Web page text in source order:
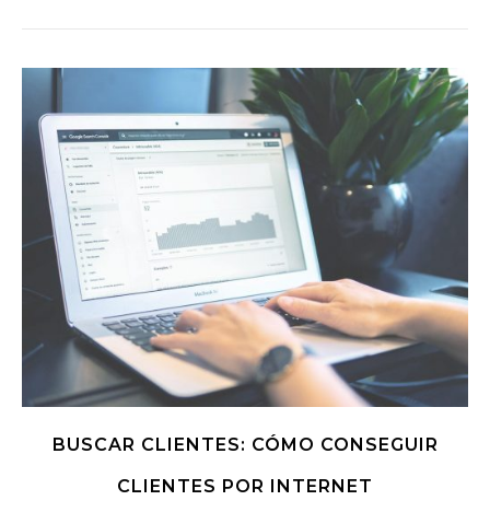
BUSCAR CLIENTES: CÓMO CONSEGUIR
CLIENTES POR INTERNET